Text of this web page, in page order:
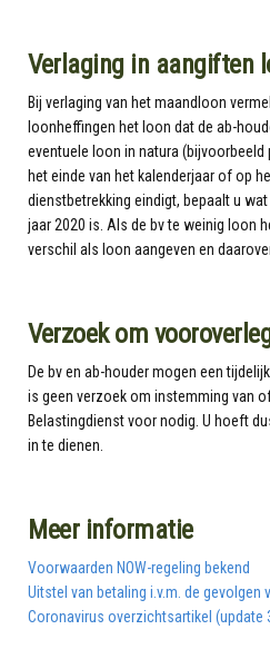
Verlaging in aangiften
Bij verlaging van het maandloon
loonheffingen het loon dat de ab-
eventuele loon in natura (bijvoorbeeld
het einde van het kalenderjaar of op
dienstbetrekking eindigt, bepaalt u
jaar 2020 is. Als de bv te weinig loon
verschil als loon aangeven en
Verzoek om
De bv en ab-houder mogen een
is geen verzoek om instemming van
Belastingdienst voor nodig. U hoeft
in te dienen.
Meer informatie
Voorwaarden NOW-regeling bekend
Uitstel van betaling i.v.m. de gevolgen
Coronavirus overzichtsartikel (update